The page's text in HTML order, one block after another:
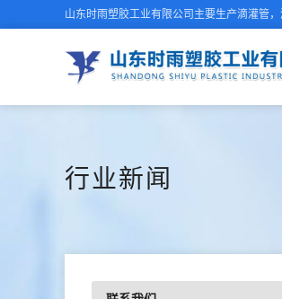
山东时雨塑胶工业有限公司主要生产滴灌管
行业新闻